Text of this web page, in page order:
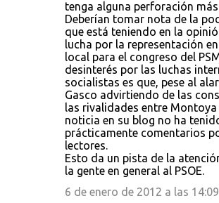
tenga alguna perforación
Deberían tomar nota de la
que está teniendo en la
lucha por la representación
local para el congreso del
desinterés por las luchas
socialistas es que, pese al
Gasco advirtiendo de las
las rivalidades entre Montoya
noticia en su blog no ha
prácticamente comentarios
lectores.
Esto da un pista de la
la gente en general al PSOE.
6 de enero de 2012 a las 14:09